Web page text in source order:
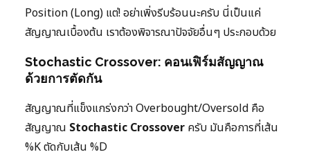
Position (Long) แต่! อย่าเพิ่งรีบร้อนนะครับ นี่เป็นแค่
สัญญาณเบื้องต้น เราต้องพิจารณาปัจจัยอื่นๆ ประกอบด้วย
Stochastic Crossover: คอนเฟิร์มสัญญาณ
ด้วยการตัดกัน
สัญญาณที่แข็งแกร่งกว่า Overbought/Oversold คือ
สัญญาณ Stochastic Crossover ครับ มันคือการที่เส้น
%K ตัดกับเส้น %D